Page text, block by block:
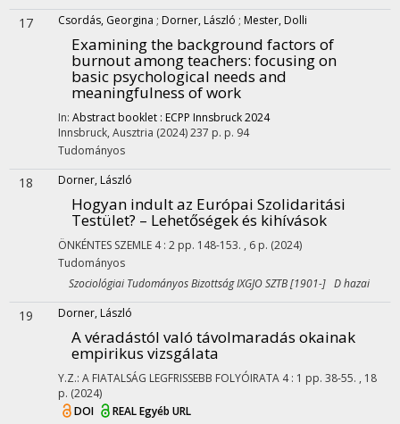
17 Csordás, Georgina ; Dorner, László ; Mester, Dolli
Examining the background factors of
burnout among teachers: focusing on
basic psychological needs and
meaningfulness of work
In: Abstract booklet : ECPP Innsbruck 2024
Innsbruck, Ausztria (2024)237 p. p. 94
Tudományos
18 Dorner, László
Hogyan indult az Európai Szolidaritási
Testület? – Lehetőségek és kihívások
ÖNKÉNTES SZEMLE 4: 2 pp. 148-153. , 6 p. (2024)
Tudományos
Szociológiai Tudományos Bizottság IXGJO SZTB [1901-] D hazai
19 Dorner, László
A véradástól való távolmaradás okainak
empirikus vizsgálata
Y.Z.: A FIATALSÁG LEGFRISSEBB FOLYÓIRATA 4: 1 pp. 38-55. , 18
p. (2024)
DOI
REALEgyéb URL